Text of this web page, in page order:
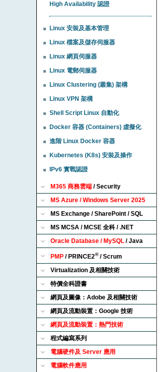
High Availability 認證
Linux 安裝及基本管理
Linux 檔案及儲存伺服器
Linux 網頁伺服器
Linux 電郵伺服器
Linux Clustering (叢集) 架構
Linux VPN 架構
Shell Script Linux 自動化
Docker 容器 (Containers) 虛擬化
進階 Linux Docker 容器
Kubernetes (K8s) 安裝及操作
IPv6 實戰認證
M365 商務雲端 / Security
MS Azure / Windows Server 2025
MS Exchange / SharePoint / SQL
MS MCSA / MCSE 全科 / .NET
Oracle Database / MySQL / Java
PMP / PRINCE2®/ Scrum
Virtualization 及相關技術
特價全科證書
網頁及圖像：Adobe 及相關技術
網頁及流動裝置：Google 技術
網頁及流動裝置：熱門技術
程式編寫系列
電腦硬件及 Server 應用
電腦軟件應用